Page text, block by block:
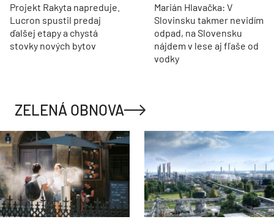
Projekt Rakyta napreduje.
Lucron spustil predaj
ďalšej etapy a chystá
stovky nových bytov
Marián Hlavačka: V
Slovinsku takmer nevidím
odpad, na Slovensku
nájdem v lese aj fľaše od
vodky
ZELENÁ OBNOVA